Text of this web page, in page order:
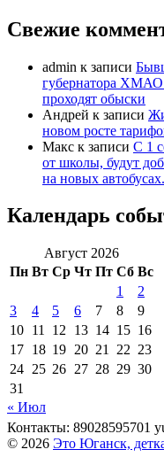
Свежие
admin к записи
губернатора ХМАО
проходят обыски
Андрей к записи
новом росте
Макс к записи С 1
от школы, будут
на новых автобусах.
Календарь
Август 2026
Пн Вт Ср Чт Пт Сб Вс
1
2
3
4 5 6 7 8
9
10 11 12 13 14 15 16
17 18 19 20 21 22 23
24 25 26 27 28 29 30
31
« Июл
Контакты: 89028595701
© 2026 Это Юганск,